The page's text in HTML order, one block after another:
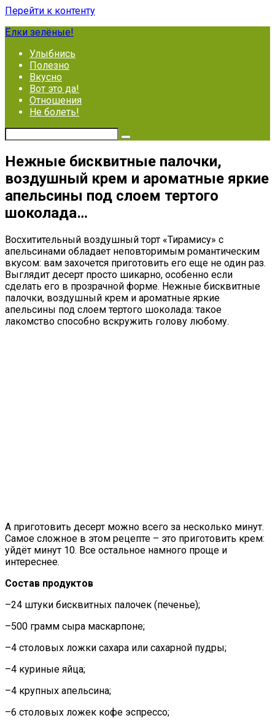
Перейти к контенту
Ёлки зелёные!
Улыбнись
Полезно
Вкусно
Вот это да!
Отношения
Не болеть!
Нежные бисквитные палочки,
воздушный крем и ароматные яркие
апельсины под слоем тертого
шоколада…
Восхитительный воздушный торт «Тирамису» с
апельсинами обладает неповторимым романтическим
вкусом: вам захочется приготовить его еще не один раз.
Выглядит десерт просто шикарно, особенно если
сделать его в прозрачной форме. Нежные бисквитные
палочки, воздушный крем и ароматные яркие
апельсины под слоем тертого шоколада: такое
лакомство способно вскружить голову любому.
А приготовить десерт можно всего за несколько минут.
Самое сложное в этом рецепте – это приготовить крем:
уйдёт минут 10. Все остальное намного проще и
интереснее.
Состав продуктов
–24 штуки бисквитных палочек (печенье);
–500 грамм сыра маскарпоне;
–4 столовых ложки сахара или сахарной пудры;
–4 куриные яйца;
–4 крупных апельсина;
–6 столовых ложек кофе эспрессо;